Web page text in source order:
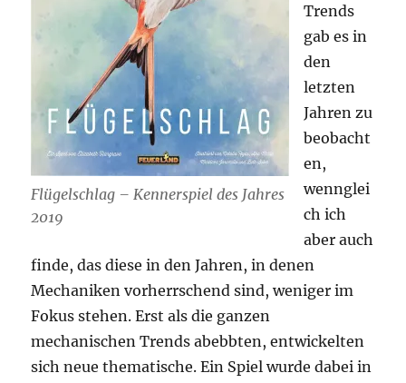
Flügelschlag – Kennerspiel des Jahres
2019
Trends
gab es in
den
letzten
Jahren zu
beobacht
en,
wennglei
ch ich
aber auch
finde, das diese in den Jahren, in denen
Mechaniken vorherrschend sind, weniger im
Fokus stehen. Erst als die ganzen
mechanischen Trends abebbten, entwickelten
sich neue thematische. Ein Spiel wurde dabei in